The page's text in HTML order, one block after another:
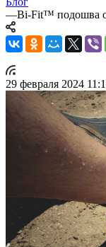
—Bi-Fit™ подошва
29 февраля 2024